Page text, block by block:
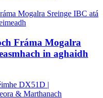
Fráma Mogalra
in aghaidh